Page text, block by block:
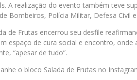
A realização do evento também teve
Bombeiros, Polícia Militar, Defesa Civil e
de Frutas encerrou seu desfile
espaço de cura social e encontro, onde
“apesar de tudo”.
o bloco Salada de Frutas no